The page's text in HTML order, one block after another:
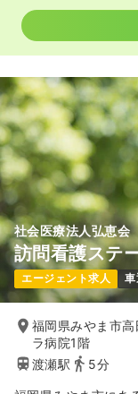
気
日勤のみ（パー
給与 時給1,500
時間 9:00～13:00
日祝休み
時給
気に
介護・福祉系
日勤のみ（常勤
給与 20.0〜27.1
※一例
9:00～17:30
社会医療法人弘恵会
訪問看護ステ
エージェント求人
福岡県みやま市
ラ病院1階
渡瀬駅
5分